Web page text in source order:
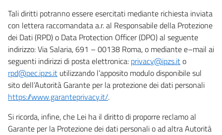
Tali diritti potranno essere esercitati mediante richiesta inviata
con lettera raccomandata a.r. al Responsabile della Protezione
dei Dati (RPD) o Data Protection Officer (DPO) al seguente
indirizzo: Via Salaria, 691 – 00138 Roma, o mediante e–mail ai
seguenti indirizzi di posta elettronica: privacy@ipzs.ito
rpd@pec.ipzs.it utilizzando l’apposito modulo disponibile sul
sito dell’Autorità Garante per la protezione dei dati personali
https://www.garanteprivacy.it/.
Si ricorda, infine, che Lei ha il diritto di proporre reclamo al
Garante per la Protezione dei dati personali o ad altra Autorità